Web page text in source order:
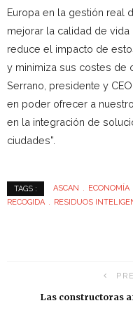
Europa en la gestión real
mejorar la calidad de
reduce el impacto de
y minimiza sus costes de
Serrano, presidente y
en poder ofrecer a
en la integración de
ciudades”.
TAGS : ASCAN ECONOMÍA
RECOGIDA
RESIDUOS
Las constructoras